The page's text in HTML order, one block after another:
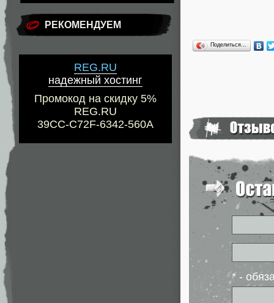
РЕКОМЕНДУЕМ
REG.RU
надежный хостинг
Промокод на скидку 5%
REG.RU
39CC-C72F-6342-560A
Поделиться…
* -